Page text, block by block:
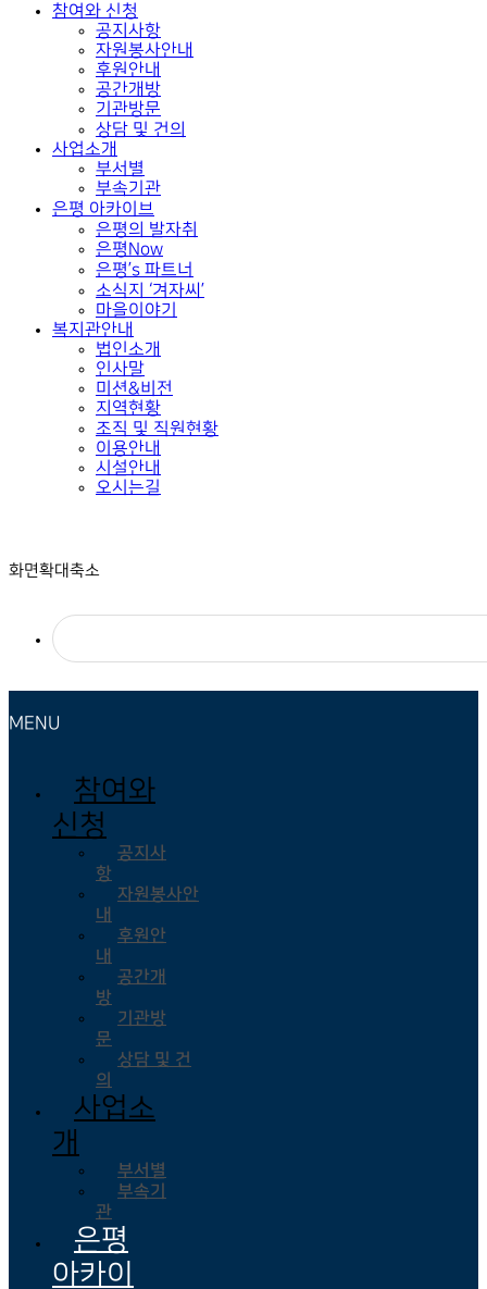
참여와 신청
공지사항
자원봉사안내
후원안내
공간개방
기관방문
상담 및 건의
사업소개
부서별
부속기관
은평 아카이브
은평의 발자취
은평Now
은평’s 파트너
소식지 ‘겨자씨’
마을이야기
복지관안내
법인소개
인사말
미션&비전
지역현황
조직 및 직원현황
이용안내
시설안내
오시는길
화면확대축소
MENU
참여와
신청
공지사
항
자원봉사안
내
후원안
내
공간개
방
기관방
문
상담 및 건
의
사업소
개
부서별
부속기
관
은평
아카이